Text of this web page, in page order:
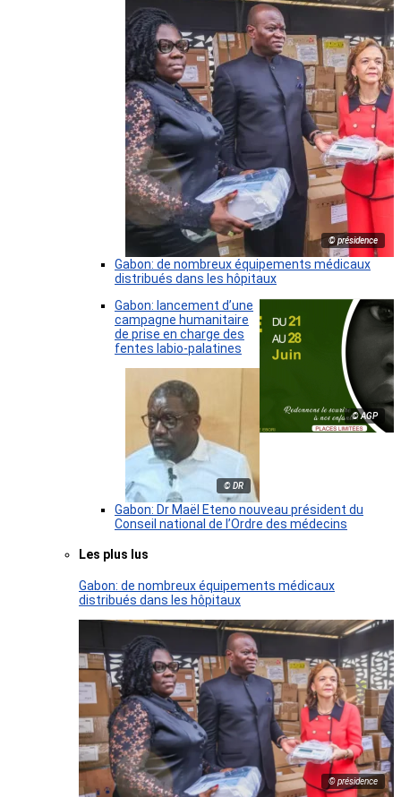
© présidence
Gabon: de nombreux équipements médicaux
distribués dans les hôpitaux
© AGP
Gabon: lancement d’une
campagne humanitaire
de prise en charge des
fentes labio-palatines
© DR
Gabon: Dr Maël Eteno nouveau président du
Conseil national de l’Ordre des médecins
Les plus lus
Gabon: de nombreux équipements médicaux
distribués dans les hôpitaux
© présidence